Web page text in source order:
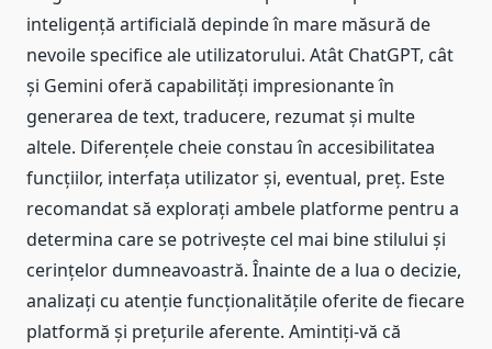
inteligență artificială depinde în mare măsură de
nevoile specifice ale utilizatorului. Atât ChatGPT, cât
și Gemini oferă capabilități impresionante în
generarea de text, traducere, rezumat și multe
altele. Diferențele cheie constau în accesibilitatea
funcțiilor, interfața utilizator și, eventual, preț. Este
recomandat să explorați ambele platforme pentru a
determina care se potrivește cel mai bine stilului și
cerințelor dumneavoastră. Înainte de a lua o decizie,
analizați cu atenție funcționalitățile oferite de fiecare
platformă și prețurile aferente. Amintiți-vă că